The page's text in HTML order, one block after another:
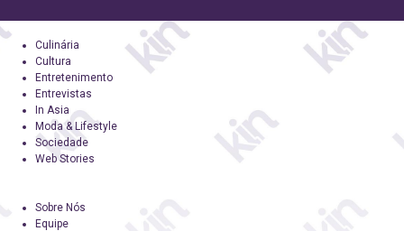
Culinária
Cultura
Entretenimento
Entrevistas
In Asia
Moda & Lifestyle
Sociedade
Web Stories
Sobre Nós
Equipe